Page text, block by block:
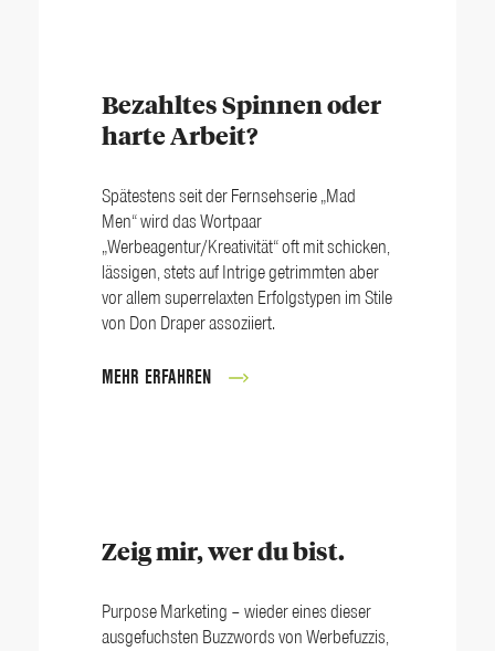
Bezahltes Spinnen oder
harte Arbeit?
Spätestens seit der Fernsehserie „Mad
Men“ wird das Wortpaar
„Werbeagentur/Kreativität“ oft mit schicken,
lässigen, stets auf Intrige getrimmten aber
vor allem superrelaxten Erfolgstypen im Stile
von Don Draper assoziiert.
MEHR ERFAHREN
Zeig mir, wer du bist.
Purpose Marketing – wieder eines dieser
ausgefuchsten Buzzwords von Werbefuzzis,